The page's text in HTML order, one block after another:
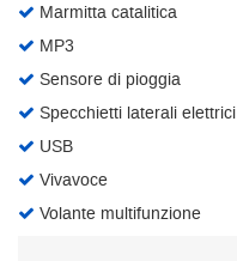
Marmitta catalitica
MP3
Sensore di pioggia
Specchietti laterali elettrici
USB
Vivavoce
Volante multifunzione